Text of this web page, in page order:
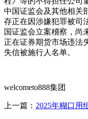
中国证监会及其他相关
存正在因涉嫌犯罪被司
国证监会立案稽察，尚
正在证券期货市场违法
失信被施行人名单。
welcometo888集团
上一篇： 2025年糊口用